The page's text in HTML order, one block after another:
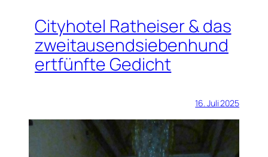
Cityhotel Ratheiser & das
zweitausendsiebenhund
ertfünfte Gedicht
16. Juli 2025